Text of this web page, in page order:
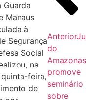
Guarda
Manaus
à
Segurança
Social
na
feira,
de
Anterior
do
Amazonas
promove
seminário
sobre